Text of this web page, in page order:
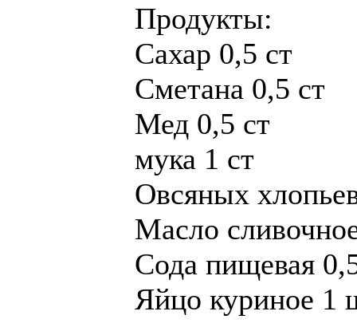
Продукты:
Сахар 0,5 ст
Сметана 0,5 ст
Мед 0,5 ст
мука 1 ст
Овсяных
Масло
Сода пищевая
Яйцо куриное 1